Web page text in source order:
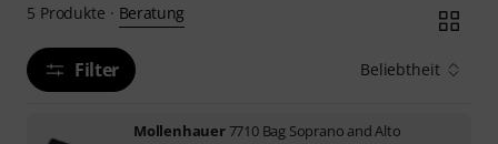
5 Produkte · Beratung
Filter Beliebtheit
Mollenhauer7710 Bag Soprano and Alto